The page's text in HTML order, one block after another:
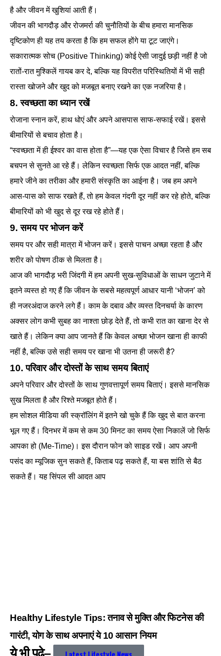
है और जीवन में खुशियां आती हैं।
जीवन की भागदौड़ और रोजमर्रा की चुनौतियों के बीच हमारा मानसिक
दृष्टिकोण ही यह तय करता है कि हम सफल होंगे या टूट जाएंगे।
सकारात्मक सोच (Positive Thinking) कोई ऐसी जादुई छड़ी नहीं है जो
रातों-रात मुश्किलें गायब कर दे, बल्कि यह विपरीत परिस्थितियों में भी सही
रास्ता खोजने और खुद को मजबूत बनाए रखने का एक नजरिया है।
8. स्वच्छता का ध्यान रखें
रोजाना स्नान करें, हाथ धोएं और अपने आसपास साफ-सफाई रखें। इससे
बीमारियों से बचाव होता है।
“स्वच्छता में ही ईश्वर का वास होता है”—यह एक ऐसा विचार है जिसे हम सब
बचपन से सुनते आ रहे हैं। लेकिन स्वच्छता सिर्फ एक आदत नहीं, बल्कि
हमारे जीने का तरीका और हमारी संस्कृति का आईना है। जब हम अपने
आस-पास को साफ रखते हैं, तो हम केवल गंदगी दूर नहीं कर रहे होते, बल्कि
बीमारियों को भी खुद से दूर रख रहे होते हैं।
9. समय पर भोजन करें
समय पर और सही मात्रा में भोजन करें। इससे पाचन अच्छा रहता है और
शरीर को पोषण ठीक से मिलता है।
आज की भागदौड़ भरी जिंदगी में हम अपनी सुख-सुविधाओं के साधन जुटाने में
इतने व्यस्त हो गए हैं कि जीवन के सबसे महत्वपूर्ण आधार यानी ‘भोजन’ को
ही नजरअंदाज करने लगे हैं। काम के दबाव और व्यस्त दिनचर्या के कारण
अक्सर लोग कभी सुबह का नाश्ता छोड़ देते हैं, तो कभी रात का खाना देर से
खाते हैं। लेकिन क्या आप जानते हैं कि केवल अच्छा भोजन खाना ही काफी
नहीं है, बल्कि उसे सही समय पर खाना भी उतना ही जरूरी है?
10. परिवार और दोस्तों के साथ समय बिताएं
अपने परिवार और दोस्तों के साथ गुणवत्तापूर्ण समय बिताएं। इससे मानसिक
सुख मिलता है और रिश्ते मजबूत होते हैं।
हम सोशल मीडिया की स्क्रॉलिंग में इतने खो चुके हैं कि खुद से बात करना
भूल गए हैं। दिनभर में कम से कम 30 मिनट का समय ऐसा निकालें जो सिर्फ
आपका हो (Me-Time)। इस दौरान फोन को साइड रखें। आप अपनी
पसंद का म्यूजिक सुन सकते हैं, किताब पढ़ सकते हैं, या बस शांति से बैठ
सकते हैं। यह सिंपल सी आदत आप
Healthy Lifestyle Tips: तनाव से मुक्ति और फिटनेस की
गारंटी, योग के साथ अपनाएं ये 10 आसान नियम
ये भी पढ़े–